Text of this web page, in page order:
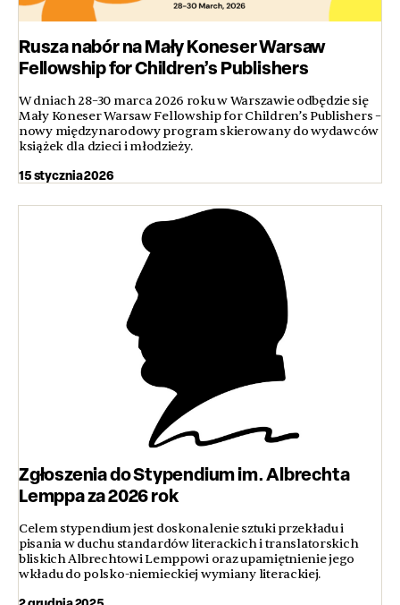
Rusza nabór na Mały Koneser Warsaw
Fellowship for Children’s Publishers
W dniach 28–30 marca 2026 roku w Warszawie odbędzie się
Mały Koneser Warsaw Fellowship for Children’s Publishers –
nowy międzynarodowy program skierowany do wydawców
książek dla dzieci i młodzieży.
15 stycznia 2026
Zgłoszenia do Stypendium im. Albrechta
Lemppa za 2026 rok
Celem stypendium jest doskonalenie sztuki przekładu i
pisania w duchu standardów literackich i translatorskich
bliskich Albrechtowi Lemppowi oraz upamiętnienie jego
wkładu do polsko-niemieckiej wymiany literackiej.